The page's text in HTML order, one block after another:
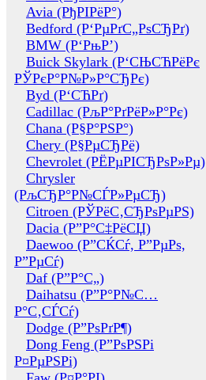
Avia (РђРІРёР°)
Bedford (Р‘РµРґС„РѕСЂРґ)
BMW (Р‘РњР’)
Buick Skylark (Р‘СЊСЋРёРє
РЎРєР°Р№Р»Р°СЂРє)
Byd (Р‘СЋРґ)
Cadillac (РљР°РґРёР»Р°Рє)
Chana (Р§Р°РЅР°)
Chery (Р§РµСЂРё)
Chevrolet (РЁРµРІСЂРѕР»Рµ)
Chrysler
(РљСЂР°Р№СЃР»РµСЂ)
Citroen (РЎРёС‚СЂРѕРµРЅ)
Dacia (Р”Р°С‡РёСЏ)
Daewoo (Р”СЌСѓ, Р”РµРѕ,
Р”РµСѓ)
Daf (Р”Р°С„)
Daihatsu (Р”Р°Р№С…
Р°С‚СЃСѓ)
Dodge (Р”РѕРґР¶)
Dong Feng (Р”РѕРЅРі
Р¤РµРЅРі)